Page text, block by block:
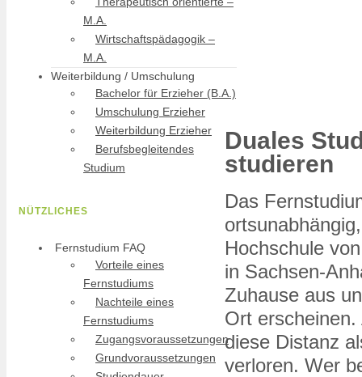
Duales
studieren
Das
Hochschule
in Sachsen-
Zuhause aus
Ort
diese Distanz
verloren. Wer
M.A.
Wirtschaftspädagogik –
M.A.
Weiterbildung / Umschulung
Bachelor für Erzieher (B.A.)
Umschulung Erzieher
Weiterbildung Erzieher
Berufsbegleitendes
Studium
NÜTZLICHES
Fernstudium FAQ
Vorteile eines
Fernstudiums
Nachteile eines
Fernstudiums
Zugangsvoraussetzungen
Grundvoraussetzungen